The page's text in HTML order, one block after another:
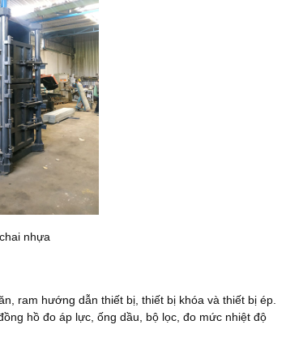
nhựa
ram hướng dẫn thiết bị, thiết bị khóa và thiết bị ép.
hồ đo áp lực, ống dầu, bộ lọc, đo mức nhiệt độ